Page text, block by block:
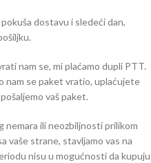
dostavu i sledeći dan,
nam se, mi plaćamo dupli PTT.
nam se paket vratio, uplaćujete
vaš paket.
nemara ili neozbiljnosti prilikom
vaše strane, stavljamo vas na
nisu u mogućnosti da kupuju